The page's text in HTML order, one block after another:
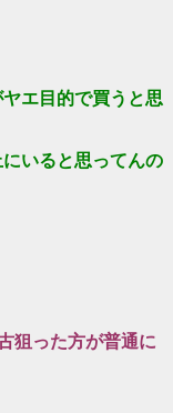
エ目的で買うと思
いると思ってんの
狙った方が普通に